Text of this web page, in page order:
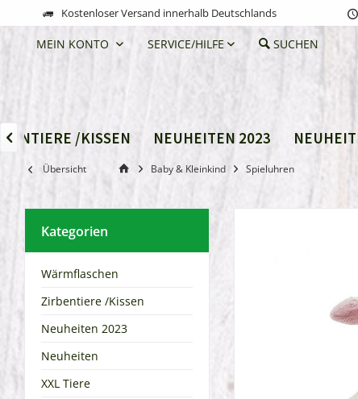
Kostenloser Versand innerhalb Deutschlands
MEIN KONTO SERVICE/HILFE SUCHEN
/KISSEN NEUHEITEN 2023

Übersicht Baby & Kleinkind Spieluhren
Kategorien
Wärmflaschen
Zirbentiere /Kissen
Neuheiten 2023
Neuheiten
XXL Tiere